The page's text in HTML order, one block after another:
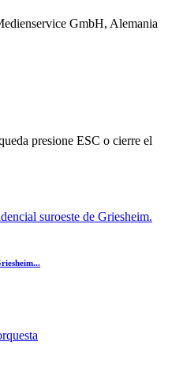
GmbH, Alemania
presione ESC o cierre el